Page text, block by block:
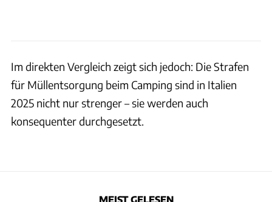
Im direkten Vergleich zeigt sich jedoch: Die Strafen
für Müllentsorgung beim Camping sind in Italien
2025 nicht nur strenger – sie werden auch
konsequenter durchgesetzt.
MEIST GELESEN